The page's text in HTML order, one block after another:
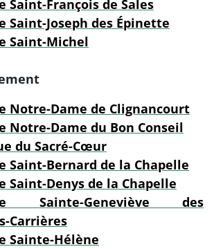
Saint-François de Sales
Saint-Joseph des Épinette
Saint-Michel
Notre-Dame de Clignancourt
Notre-Dame du Bon Conseil
du Sacré-Cœur
Saint-Bernard de la Chapelle
Saint-Denys de la Chapelle
Sainte-Geneviève des
Carrières
Sainte-Hélène